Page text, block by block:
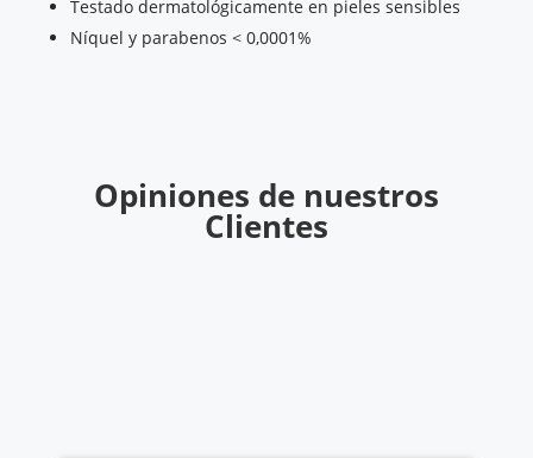
Testado dermatológicamente en pieles sensibles
Níquel y parabenos < 0,0001%
Opiniones de nuestros
Clientes